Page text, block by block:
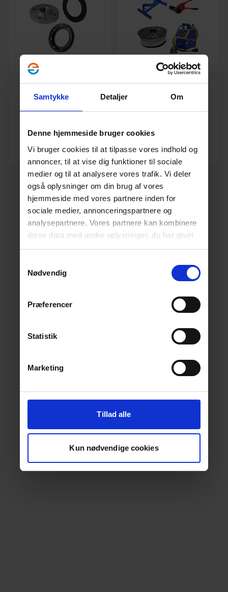
Samtykke Detaljer Om
Denne hjemmeside bruger cookies
Vi bruger cookies til at tilpasse vores indhold og
annoncer, til at vise dig funktioner til sociale
medier og til at analysere vores trafik. Vi deler
også oplysninger om din brug af vores
hjemmeside med vores partnere inden for
sociale medier, annonceringspartnere og
analysepartnere. Vores partnere kan kombinere
disse data med andre oplysninger, du har givet
dem, eller som de har indsamlet fra din brug af
Nødvendig
Præferencer
Statistik
Marketing
Tillad alle
Kun nødvendige cookies
Flanger og pakninger Maskiner og værktøj
Målere og målerbrønde